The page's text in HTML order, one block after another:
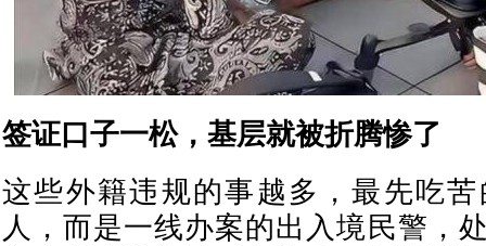
签证口子一松，基层就被折腾惨了
这些外籍违规的事越多，最先吃
人，而是一线办案的出入境民警，